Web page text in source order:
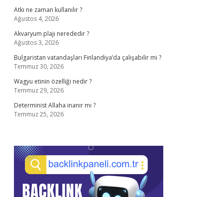
Atkı ne zaman kullanılır ?
Ağustos 4, 2026
Akvaryum plajı nerededir ?
Ağustos 3, 2026
Bulgaristan vatandaşları Finlandiya’da çalışabilir mi ?
Temmuz 30, 2026
Wagyu etinin özelliği nedir ?
Temmuz 29, 2026
Determinist Allaha inanır mı ?
Temmuz 25, 2026